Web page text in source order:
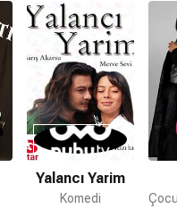
Yalancı Yarim
Komedi